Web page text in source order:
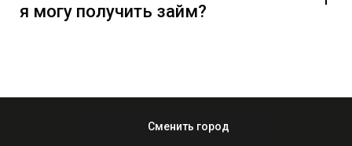
я могу получить займ?
Сменить город